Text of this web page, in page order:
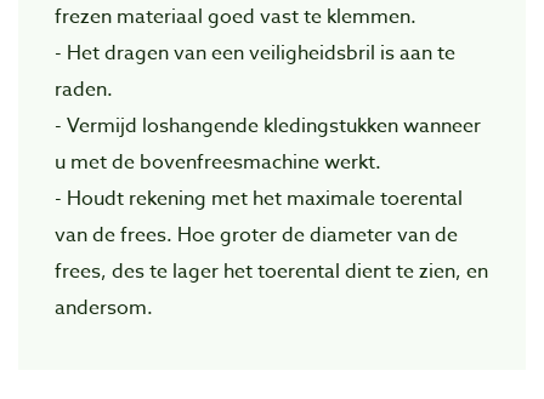
frezen materiaal goed vast te klemmen.
- Het dragen van een veiligheidsbril is aan te
raden.
- Vermijd loshangende kledingstukken wanneer
u met de bovenfreesmachine werkt.
- Houdt rekening met het maximale toerental
van de frees. Hoe groter de diameter van de
frees, des te lager het toerental dient te zien, en
andersom.